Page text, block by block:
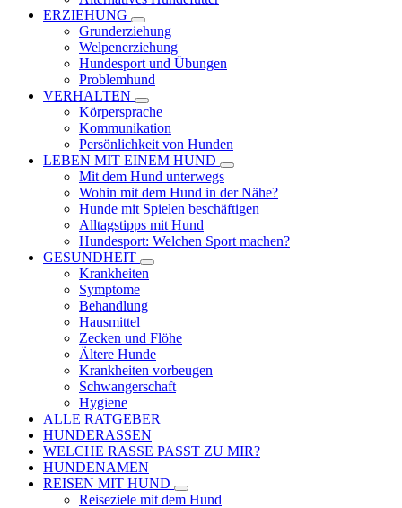
ERZIEHUNG
Grunderziehung
Welpenerziehung
Hundesport und Übungen
Problemhund
VERHALTEN
Körpersprache
Kommunikation
Persönlichkeit von Hunden
LEBEN MIT EINEM HUND
Mit dem Hund unterwegs
Wohin mit dem Hund in der Nähe?
Hunde mit Spielen beschäftigen
Alltagstipps mit Hund
Hundesport: Welchen Sport machen?
GESUNDHEIT
Krankheiten
Symptome
Behandlung
Hausmittel
Zecken und Flöhe
Ältere Hunde
Krankheiten vorbeugen
Schwangerschaft
Hygiene
ALLE RATGEBER
HUNDERASSEN
WELCHE RASSE PASST ZU MIR?
HUNDENAMEN
REISEN MIT HUND
Reiseziele mit dem Hund